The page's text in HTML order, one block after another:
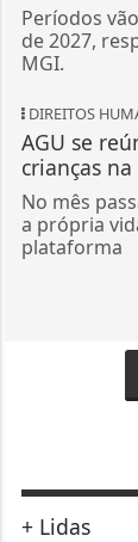
Períodos
de 2027,
MGI.
DIREITOS
AGU se
crianças
No mês
a própria
plataforma
+ Lidas